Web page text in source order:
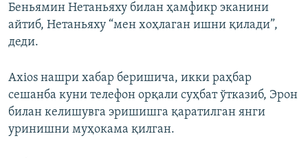
Беньямин Нетаньяху билан ҳамфикр эканини
айтиб, Нетаньяху “мен хоҳлаган ишни қилади”,
деди.
Axios нашри хабар беришича, икки раҳбар
сешанба куни телефон орқали суҳбат ўтказиб, Эрон
билан келишувга эришишга қаратилган янги
уринишни муҳокама қилган.